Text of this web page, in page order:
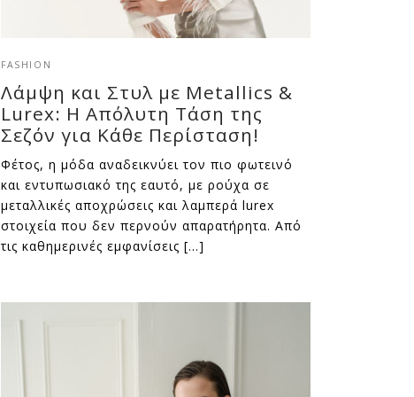
FASHION
Λάμψη και Στυλ με Metallics &
Lurex: Η Απόλυτη Τάση της
Σεζόν για Κάθε Περίσταση!
Φέτος, η μόδα αναδεικνύει τον πιο φωτεινό
και εντυπωσιακό της εαυτό, με ρούχα σε
μεταλλικές αποχρώσεις και λαμπερά lurex
στοιχεία που δεν περνούν απαρατήρητα. Από
τις καθημερινές εμφανίσεις […]